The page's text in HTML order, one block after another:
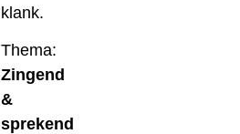
klank.
Thema:
Zingend
&
sprekend